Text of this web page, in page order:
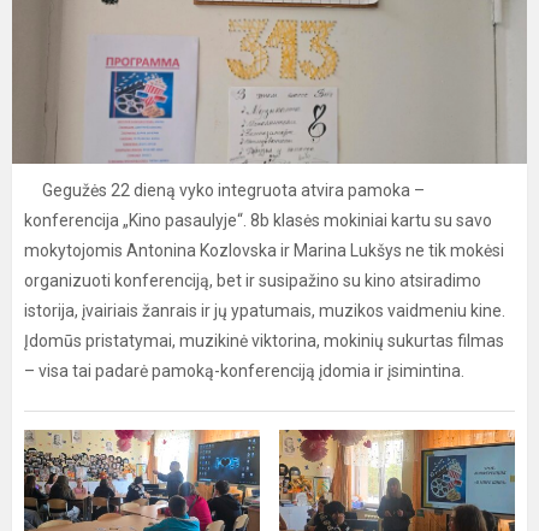
Gegužės 22 dieną vyko integruota atvira pamoka –
konferencija „Kino pasaulyje“. 8b klasės mokiniai kartu su savo
mokytojomis Antonina Kozlovska ir Marina Lukšys ne tik mokėsi
organizuoti konferenciją, bet ir susipažino su kino atsiradimo
istorija, įvairiais žanrais ir jų ypatumais, muzikos vaidmeniu kine.
Įdomūs pristatymai, muzikinė viktorina, mokinių sukurtas filmas
– visa tai padarė pamoką-konferenciją įdomia ir įsimintina.